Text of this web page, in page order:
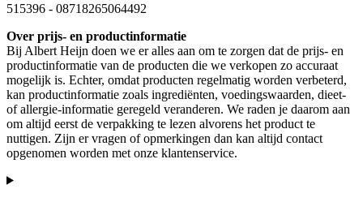
515396 - 08718265064492
Over prijs- en productinformatie
Bij Albert Heijn doen we er alles aan om te zorgen dat de prijs- en
productinformatie van de producten die we verkopen zo accuraat
mogelijk is. Echter, omdat producten regelmatig worden verbeterd,
kan productinformatie zoals ingrediënten, voedingswaarden, dieet-
of allergie-informatie geregeld veranderen. We raden je daarom aan
om altijd eerst de verpakking te lezen alvorens het product te
nuttigen. Zijn er vragen of opmerkingen dan kan altijd contact
opgenomen worden met onze klantenservice.